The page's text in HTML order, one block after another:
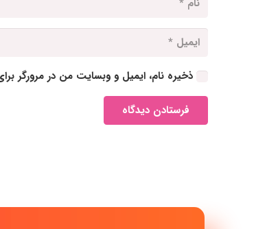
ذخیره نام، ایمیل و وبسایت من در مرورگر
فرستادن دیدگاه